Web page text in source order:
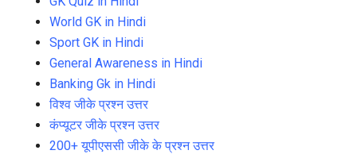
World GK in Hindi
Sport GK in Hindi
General Awareness in Hindi
Banking Gk in Hindi
विश्व जीके प्रश्न उत्तर
कंप्यूटर जीके प्रश्न उत्तर
200+ यूपीएससी जीके के प्रश्न उत्तर